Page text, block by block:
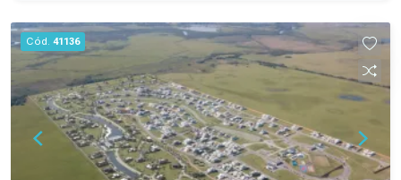
Campo de Futebol Cinema Deck Molhado Espaço
Fitness Espaço Kids Garagem Garagem Rotativa
Lava a Jato Lounge Permite Animais Piscina
Piscina Aquecida Piscina Coberta Pista de
Cooper Playground Portaria 24 Horas Praia
Artificial Quadra de Tênis Quadra Poliesportiva
Salão de Festas Salão de Jogos Sauna SPA
Cód. 41136